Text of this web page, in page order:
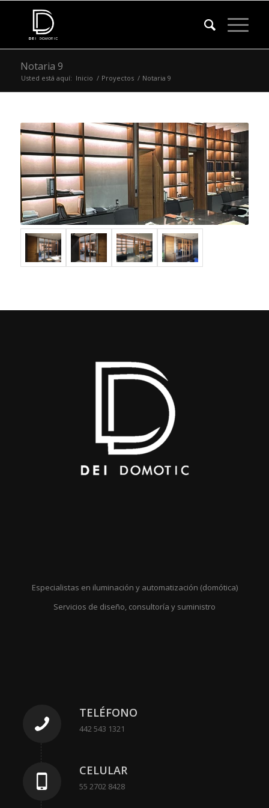
Notaria 9
Usted está aquí: Inicio / Proyectos / Notaria 9
Especialistas en iluminación y automatización (domótica)
Servicios de diseño, consultoría y suministro
TELÉFONO
442 543 1321
CELULAR
55 2702 8428